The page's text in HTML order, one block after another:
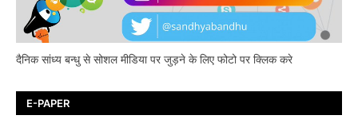
दैनिक सांध्य बन्धु से सोशल मीडिया पर जुड़ने के लिए फोटो पर क्लिक करे
E-PAPER